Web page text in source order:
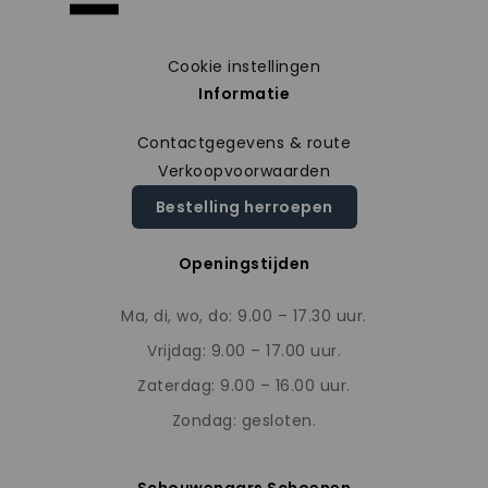
Cookie instellingen
Informatie
Contactgegevens & route
Verkoopvoorwaarden
Bestelling herroepen
Openingstijden
Ma, di, wo, do: 9.00 – 17.30 uur.
Vrijdag: 9.00 – 17.00 uur.
Zaterdag: 9.00 – 16.00 uur.
Zondag: gesloten.